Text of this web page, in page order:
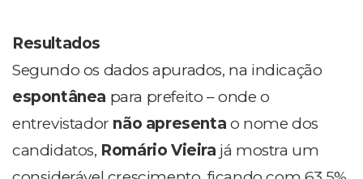
Resultados
Segundo os dados apurados, na indicação
espontânea para prefeito – onde o
entrevistador não apresenta o nome dos
candidatos, Romário Vieira já mostra um